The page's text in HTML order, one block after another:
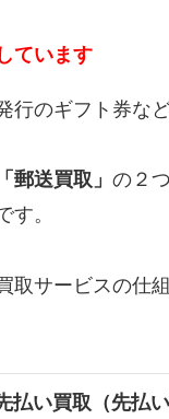
ています
のギフト券な
「 郵送買取 」 の２
す。
サービスの仕
払い買取（先払